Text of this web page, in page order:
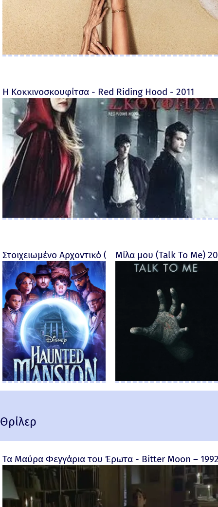
Η Κοκκινοσκουφίτσα - Red Riding Hood - 2011
Στοιχειωμένο Αρχοντικό (Haunted Mansion) - 2023
Μίλα μου (Talk To Me)
Θρίλερ
Τα Μαύρα Φεγγάρια του Έρωτα - Bitter Moon –